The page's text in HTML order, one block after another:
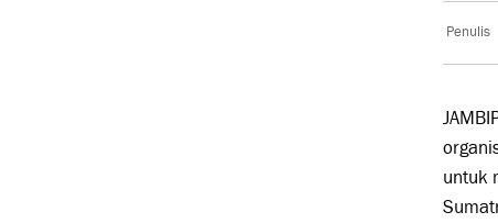
Penulis
untuk